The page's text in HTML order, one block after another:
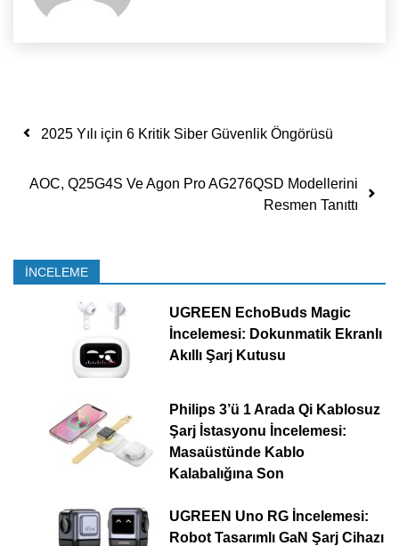
Yazı dolaşımı
2025 Yılı için 6 Kritik Siber Güvenlik Öngörüsü
AOC, Q25G4S Ve Agon Pro AG276QSD Modellerini
Resmen Tanıttı
İNCELEME
UGREEN EchoBuds Magic
İncelemesi: Dokunmatik Ekranlı
Akıllı Şarj Kutusu
Philips 3’ü 1 Arada Qi Kablosuz
Şarj İstasyonu İncelemesi:
Masaüstünde Kablo
Kalabalığına Son
UGREEN Uno RG İncelemesi:
Robot Tasarımlı GaN Şarj Cihazı